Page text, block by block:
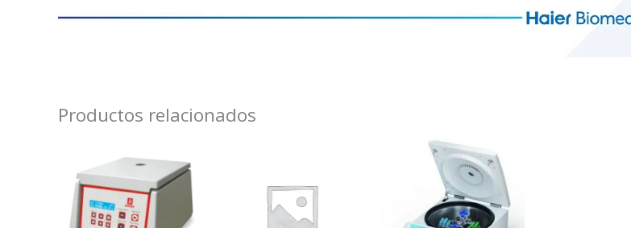
Productos relacionados